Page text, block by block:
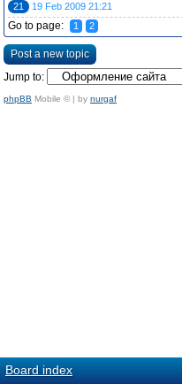
21 19 Feb 2009 21:21
Go to page: 1 2
Post a new topic
Jump to:
phpBB Mobile © | by nurgaf
Board index